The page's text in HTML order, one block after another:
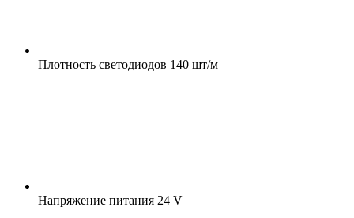
Плотность светодиодов 140 шт/м
Напряжение питания 24 V